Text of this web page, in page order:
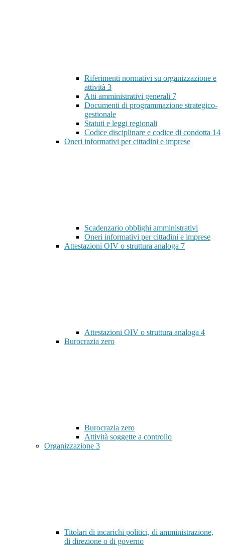
Riferimenti normativi su organizzazione e
attività 3
Atti amministrativi generali 7
Documenti di programmazione strategico-
gestionale
Statuti e leggi regionali
Codice disciplinare e codice di condotta 14
Oneri informativi per cittadini e imprese
Scadenzario obblighi amministrativi
Oneri informativi per cittadini e imprese
Attestazioni OIV o struttura analoga 7
Attestazioni OIV o struttura analoga 4
Burocrazia zero
Burocrazia zero
Attività soggette a controllo
Organizzazione 3
Titolari di incarichi politici, di amministrazione,
di direzione o di governo